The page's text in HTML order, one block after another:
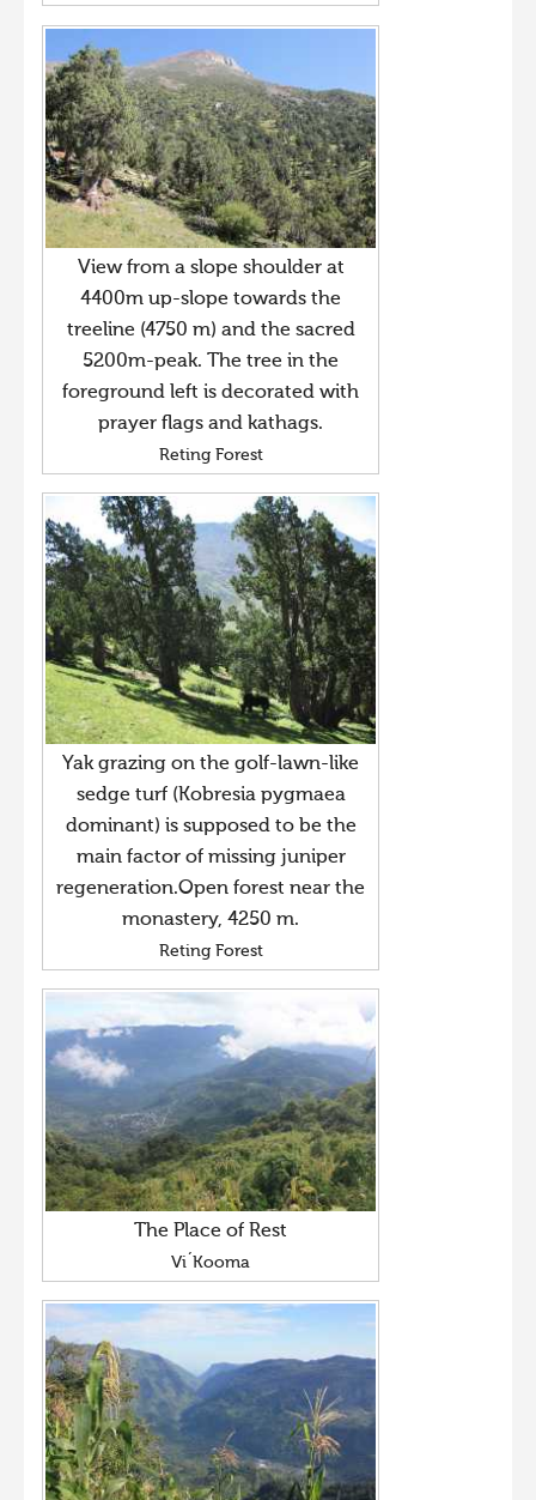
View from a slope shoulder at
4400m up-slope towards the
treeline (4750 m) and the sacred
5200m-peak. The tree in the
foreground left is decorated with
prayer flags and kathags.
Reting Forest
Yak grazing on the golf-lawn-like
sedge turf (Kobresia pygmaea
dominant) is supposed to be the
main factor of missing juniper
regeneration.Open forest near the
monastery, 4250 m.
Reting Forest
The Place of Rest
Vi´Kooma